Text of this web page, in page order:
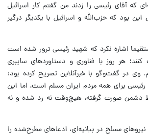
آقای رئیسی را زدند من گفتم کار اسرائیل
بود که حزب‌الله و اسرائیل با یکدیگر درگیر
اشاره نکرد که شهید رئیسی ترور شده است
هر روز با فناوری و دستاوردهای سایبری
در گفت‌وگو با خبرآنلاین تصریح کرده بود:
برای همه مردم ایران مسلم است، اما این
دشمن صورت گرفته، هیچ‌وقت نه رد شده و نه
مسلح در بیانیه‌ای، ادعاهای مطرح‌شده را